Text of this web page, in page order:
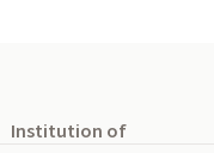
Institution of